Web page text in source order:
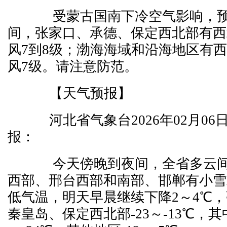
受蒙古国南下冷空气影响，
间，张家口、承德、保定西北部有
风7到8级；渤海海域和沿海地区有
风7级。请注意防范。
【天气预报】
河北省气象台2026年02月06
报：
今天傍晚到夜间，全省多云
西部、邢台西部和南部、邯郸有小
低气温，明天早晨继续下降2～4℃
秦皇岛、保定西北部-23～-13℃，其